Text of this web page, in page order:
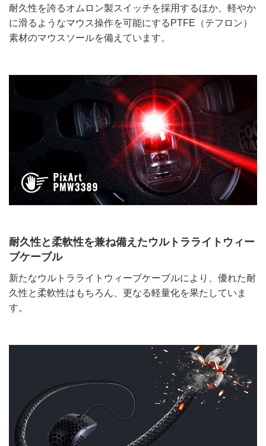
耐久性を誇るオムロン製スイッチを採用するほか、軽やか
に滑るようなマウス操作を可能にするPTFE（テフロン）
素材のマウスソールを備えています。
耐久性と柔軟性を兼ね備えたウルトラライトウィー
ブケーブル
新たなウルトラライトウィーブケーブルにより、優れた耐
久性と柔軟性はもちろん、更なる軽量化を果たしていま
す。